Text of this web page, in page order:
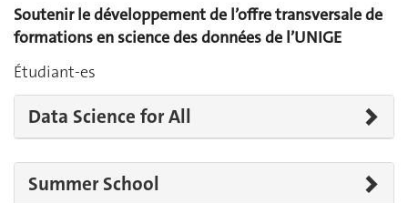
Soutenir le développement de l’offre transversale de
formations en science des données de l’UNIGE
Étudiant-es
Data Science for All
Summer School